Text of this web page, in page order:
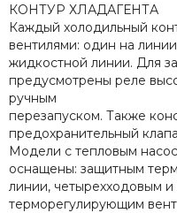
КОНТУР ХЛАДАГЕНТА
Каждый холодильный
вентилями: один на
жидкостной линии. Для
предусмотрены реле
ручным
перезапуском. Также
предохранительный
Модели с тепловым
оснащены: защитным
линии, четырехходовым
терморегулирующим